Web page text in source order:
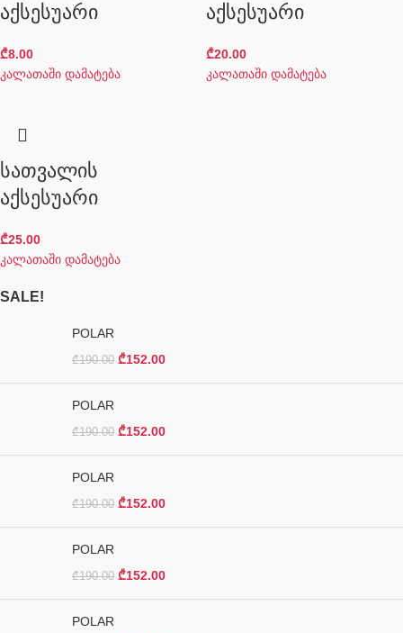
აქსესუარი
₾8.00
კალათაში დამატება
აქსესუარი
₾20.00
კალათაში დამატება
სათვალის
აქსესუარი
₾25.00
კალათაში დამატება
SALE!
POLAR
₾190.00 ₾152.00
POLAR
₾190.00 ₾152.00
POLAR
₾190.00 ₾152.00
POLAR
₾190.00 ₾152.00
POLAR